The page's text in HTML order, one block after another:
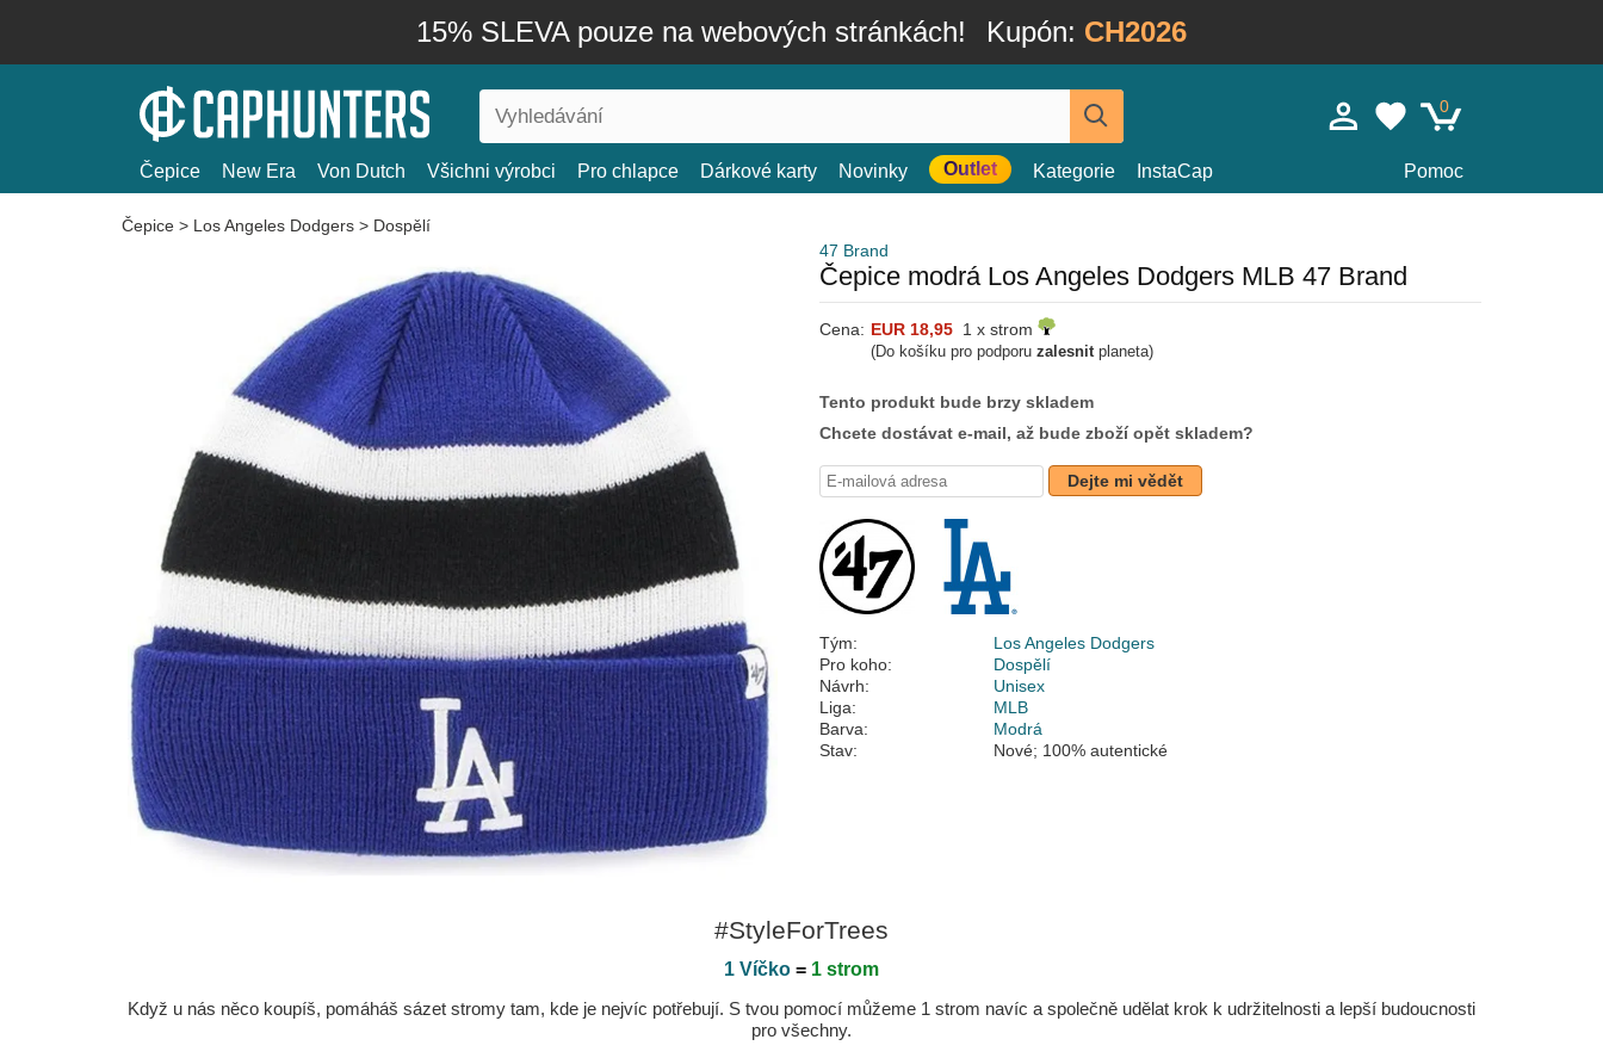
15% SLEVA pouze na webových stránkách! Kupón: CH2026
0
Čepice New Era Von Dutch Všichni výrobci Pro chlapce Dárkové karty Novinky Outlet Kategorie InstaCap Pomoc
Čepice > Los Angeles Dodgers > Dospělí
47 Brand
Čepice modrá Los Angeles Dodgers MLB 47 Brand
Cena: EUR 18,95 1 x strom
(Do košíku pro podporu zalesnitplaneta)
Tento produkt bude brzy skladem
Chcete dostávat e-mail, až bude zboží opět skladem?
Dejte mi vědět
Tým:
Los Angeles Dodgers
Pro koho:
Dospělí
Návrh:
Unisex
Liga:
MLB
Barva:
Modrá
Stav:
Nové; 100% autentické
#StyleForTrees
1 Víčko = 1 strom
Když u nás něco koupíš, pomáháš sázet stromy tam, kde je nejvíc potřebují. S tvou pomocí můžeme 1 strom navíc a společně udělat krok k udržitelnosti a lepší budoucnosti
pro všechny.